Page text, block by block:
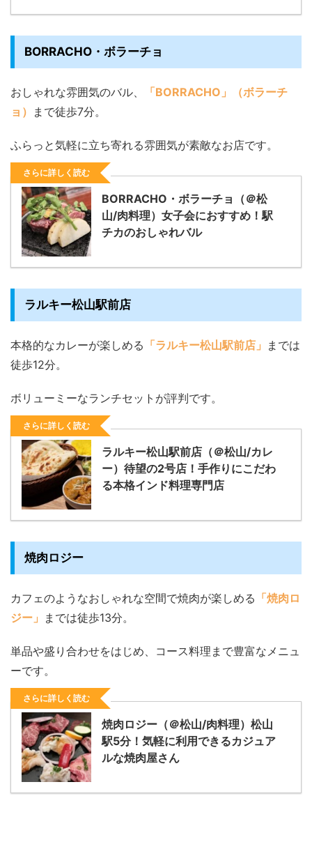
BORRACHO・ボラーチョ
おしゃれな雰囲気のバル、
「BORRACHO」（ボラーチ
ョ） まで徒歩7分。
ふらっと気軽に立ち寄れる雰囲気が素敵なお店です。
さらに詳しく読む
BORRACHO・ボラーチョ（＠松
山/肉料理）女子会におすすめ！駅
チカのおしゃれバル
ラルキー松山駅前店
本格的なカレーが楽しめる 「ラルキー松山駅前店」 までは
徒歩12分。
ボリューミーなランチセットが評判です。
さらに詳しく読む
ラルキー松山駅前店（＠松山/カレ
ー）待望の2号店！手作りにこだわ
る本格インド料理専門店
焼肉ロジー
カフェのようなおしゃれな空間で焼肉が楽しめる 「焼肉ロ
ジー」 までは徒歩13分。
単品や盛り合わせをはじめ、コース料理まで豊富なメニュ
ーです。
さらに詳しく読む
焼肉ロジー（＠松山/肉料理）松山
駅5分！気軽に利用できるカジュア
ルな焼肉屋さん